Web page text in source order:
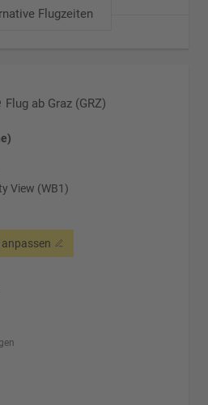
Flugzeiten
Flug ab Graz (GRZ)
View (WB1)